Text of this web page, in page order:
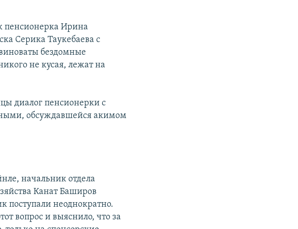
пенсионерка Ирина
Серика Таукебаева с
бездомные
не кусая, лежат на
диалог пенсионерки с
обсуждавшейся акимом
начальник отдела
Канат Баширов
поступали неоднократно.
вопрос и выяснило, что за